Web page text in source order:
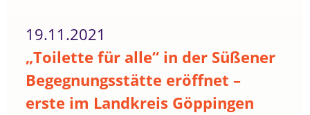
19.11.2021
„Toilette für alle“ in der Süßener
Begegnungsstätte eröffnet –
erste im Landkreis Göppingen